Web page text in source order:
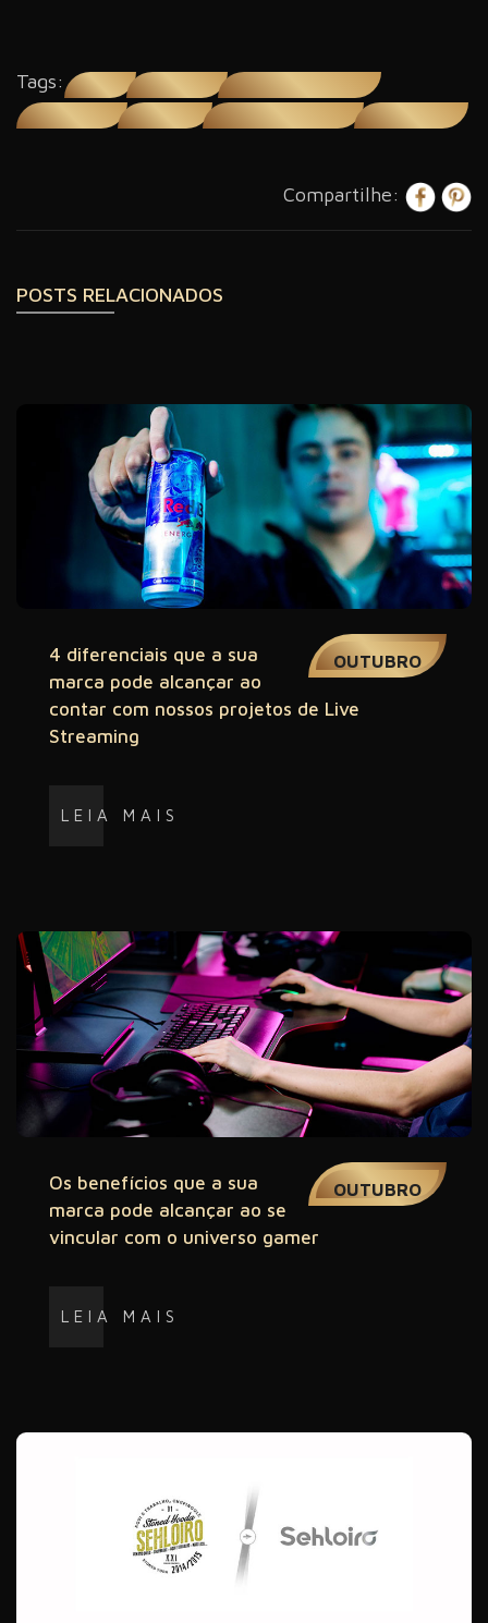
Tags:
Compartilhe:
POSTS RELACIONADOS
OUTUBRO
4 diferenciais que a sua
marca pode alcançar ao
contar com nossos projetos de Live
Streaming
LEIA MAIS
OUTUBRO
Os benefícios que a sua
marca pode alcançar ao se
vincular com o universo gamer
LEIA MAIS